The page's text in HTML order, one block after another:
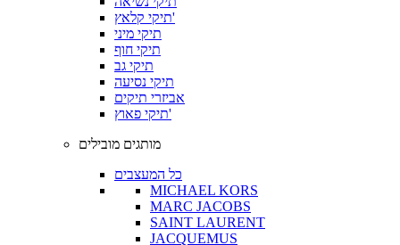
תיקי קלאץ'
תיקי מיני
תיקי חוף
תיקי גב
תיקי נסיעה
אביזרי תיקים
תיקי פאוץ'
מותגים מובילים
כל המעצבים
MICHAEL KORS
MARC JACOBS
SAINT LAURENT
JACQUEMUS